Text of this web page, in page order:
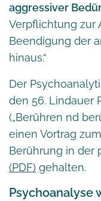
aggressiver
Verpflichtung zur
Beendigung der
hinaus.“
Der
den 56. Lindauer
(„Berühren nd
einen Vortrag
Berührung in der
(PDF) gehalten.
Psychoanalyse